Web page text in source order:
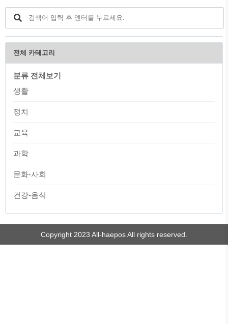
전체 카테고리
분류 전체보기
생활
정치
교육
과학
문화-사회
건강-음식
Copyright 2023 All-haepos All rights reserved.
TistoryWhaleSkin3.4